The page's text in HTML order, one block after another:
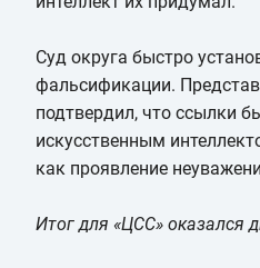
Суд округа быстро
фальсификации.
подтвердил, что ссылки
искусственным
как проявление
Итог для «ЦСС» оказался